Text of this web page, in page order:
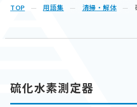
TOP 用語集 清掃・解体
硫化水素測定器